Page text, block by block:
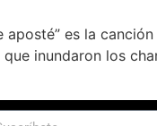
es la
inundaron los